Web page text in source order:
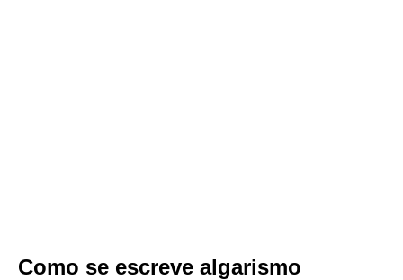
Como se escreve algarismo